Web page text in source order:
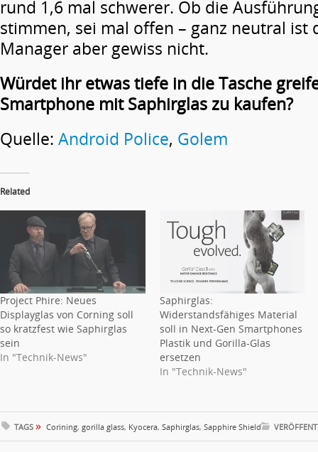
rund 1,6 mal schwerer. Ob die
stimmen, sei mal offen – ganz neutral ist
Manager aber gewiss nicht.
Würdet ihr etwas tiefe in die Tasche
Smartphone mit Saphirglas zu kaufen?
Quelle: Android Police, Golem
Related
Project Phire: Neues
Displayglas von Corning soll
so kratzfest wie Saphirglas
sein
In "Technik-News"
Saphirglas:
Widerstandsfähiges Material
soll in Next-Gen Smartphones
Plastik und Gorilla-Glas
ersetzen
In "Technik-News"
TAGS » Corining, gorilla glass, Kyocera, Saphirglas, Sapphire Shield